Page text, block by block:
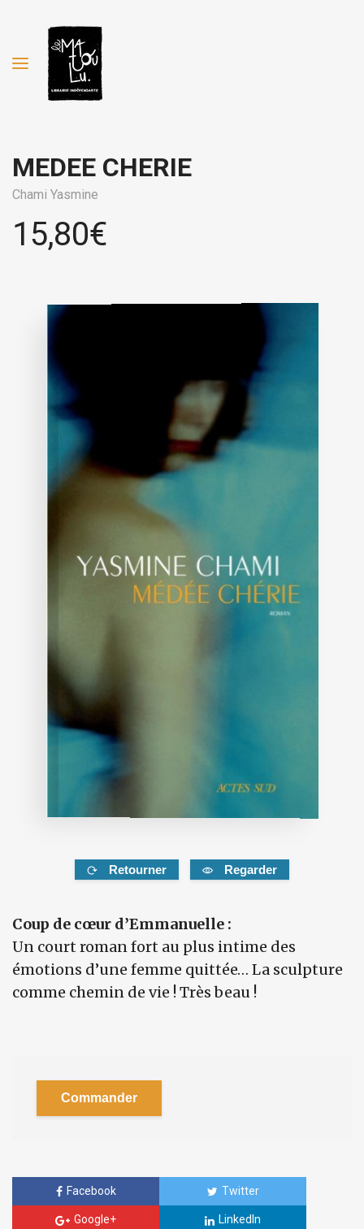
MEDEE CHERIE
Chami Yasmine
15,80€
Retourner Regarder
Coup de cœur d’Emmanuelle :
Un court roman fort au plus intime des
émotions d’une femme quittée… La sculpture
comme chemin de vie ! Très beau !
Commander
Facebook Twitter
Google+ LinkedIn